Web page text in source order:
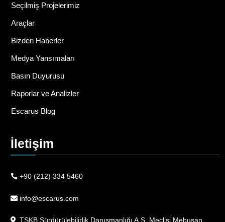
Seçilmiş Projelerimiz
Araçlar
Bizden Haberler
Medya Yansımaları
Basın Duyurusu
Raporlar ve Analizler
Escarus Blog
İletişim
+90 (212) 334 5460
info@escarus.com
TSKB Sürdürülebilirlik Danışmanlığı A.Ş. Meclisi Mebusan